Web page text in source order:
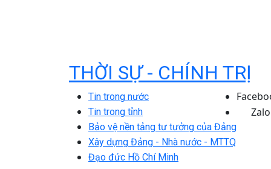
THỜI SỰ - CHÍNH TRỊ
Tin trong nước
Tin trong tỉnh
Bảo vệ nền tảng tư tưởng của Đảng
Xây dựng Đảng - Nhà nước - MTTQ
Đạo đức Hồ Chí Minh
Zalo